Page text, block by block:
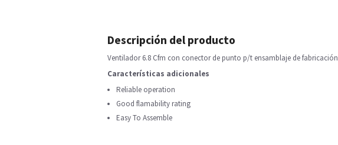
Descripción del producto
Ventilador 6.8 Cfm con conector de punto p/t ensamblaje de fabricación
Características adicionales
Reliable operation
Good flamability rating
Easy To Assemble